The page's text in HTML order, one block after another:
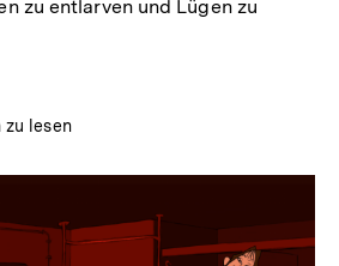
zu entlarven und Lügen zu
zu lesen